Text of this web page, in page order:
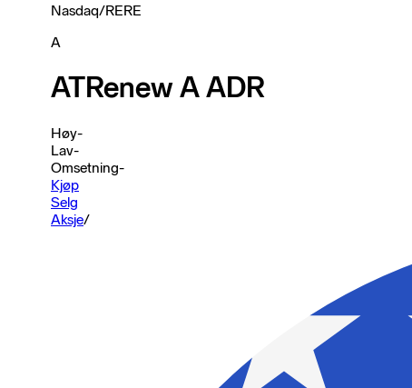
Nasdaq/RERE
A
ATRenew A ADR
Høy-
Lav-
Omsetning-
Kjøp
Selg
Aksje/